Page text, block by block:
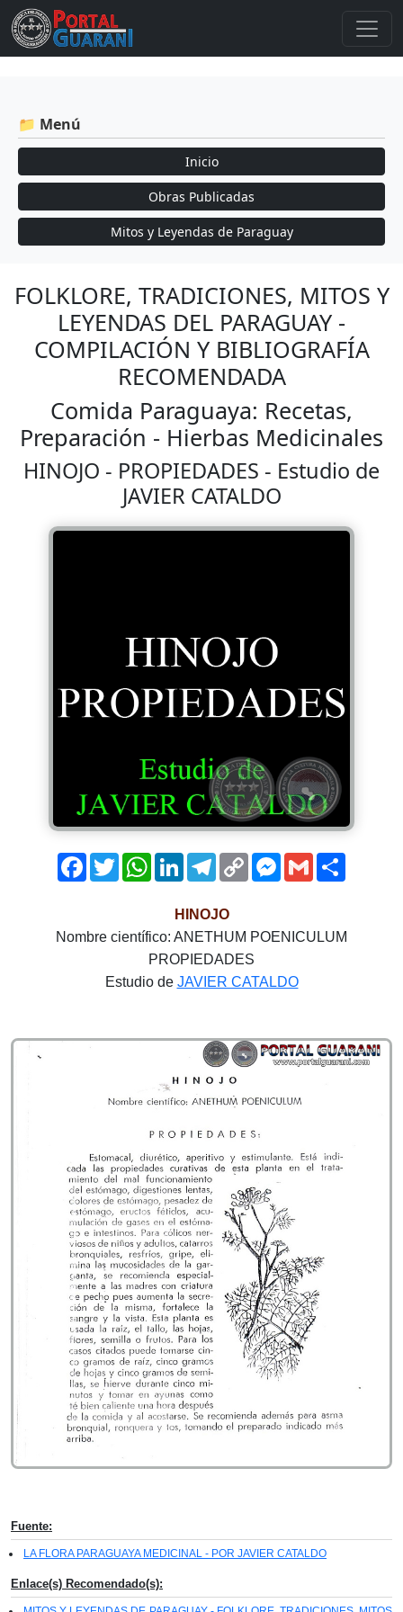
📁 Menú
Inicio
Obras Publicadas
Mitos y Leyendas de Paraguay
FOLKLORE, TRADICIONES, MITOS Y
LEYENDAS DEL PARAGUAY -
COMPILACIÓN Y BIBLIOGRAFÍA
RECOMENDADA
Comida Paraguaya: Recetas,
Preparación - Hierbas Medicinales
HINOJO - PROPIEDADES - Estudio de
JAVIER CATALDO
Facebook
TwitterWhatsApp
LinkedInTelegram
Copy
Link
Messenger
Gmail
HINOJO
Nombre científico: ANETHUM POENICULUM
PROPIEDADES
Estudio de JAVIER CATALDO
Fuente:
LA FLORA PARAGUAYA MEDICINAL - POR JAVIER CATALDO
Enlace(s) Recomendado(s):